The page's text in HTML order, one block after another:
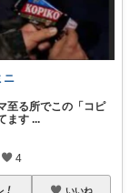
ニ
至る所でこの「コピ
ます ...
4
いいね